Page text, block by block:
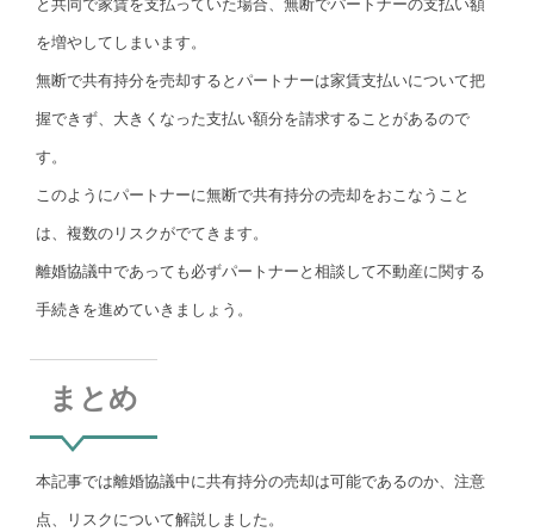
と共同で家賃を支払っていた場合、無断でパートナーの支払い額
を増やしてしまいます。
無断で共有持分を売却するとパートナーは家賃支払いについて把
握できず、大きくなった支払い額分を請求することがあるので
す。
このようにパートナーに無断で共有持分の売却をおこなうこと
は、複数のリスクがでてきます。
離婚協議中であっても必ずパートナーと相談して不動産に関する
手続きを進めていきましょう。
まとめ
本記事では離婚協議中に共有持分の売却は可能であるのか、注意
点、リスクについて解説しました。